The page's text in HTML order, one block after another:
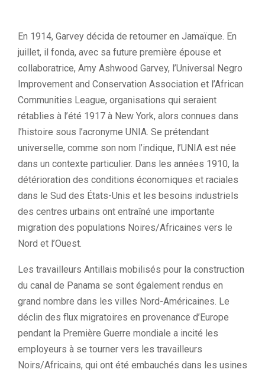
En 1914, Garvey décida de retourner en Jamaïque. En
juillet, il fonda, avec sa future première épouse et
collaboratrice, Amy Ashwood Garvey, l’Universal Negro
Improvement and Conservation Association et l’African
Communities League, organisations qui seraient
rétablies à l’été 1917 à New York, alors connues dans
l’histoire sous l’acronyme UNIA. Se prétendant
universelle, comme son nom l’indique, l’UNIA est née
dans un contexte particulier. Dans les années 1910, la
détérioration des conditions économiques et raciales
dans le Sud des États-Unis et les besoins industriels
des centres urbains ont entraîné une importante
migration des populations Noires/Africaines vers le
Nord et l’Ouest.
Les travailleurs Antillais mobilisés pour la construction
du canal de Panama se sont également rendus en
grand nombre dans les villes Nord-Américaines. Le
déclin des flux migratoires en provenance d’Europe
pendant la Première Guerre mondiale a incité les
employeurs à se tourner vers les travailleurs
Noirs/Africains, qui ont été embauchés dans les usines